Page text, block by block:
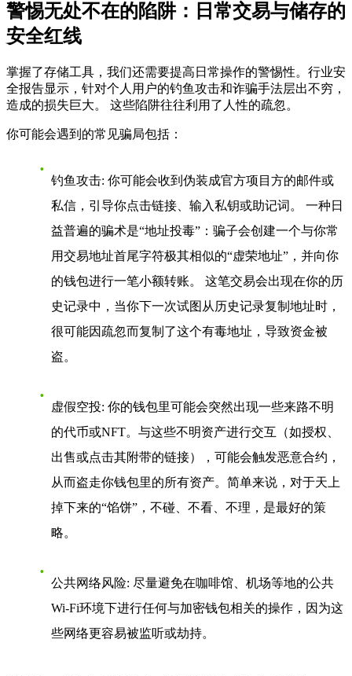
警惕无处不在的陷阱：日常交易与储存的
安全红线
掌握了存储工具，我们还需要提高日常操作的警惕性。行业安
全报告显示，针对个人用户的钓鱼攻击和诈骗手法层出不穷，
造成的损失巨大。 这些陷阱往往利用了人性的疏忽。
你可能会遇到的常见骗局包括：
钓鱼攻击: 你可能会收到伪装成官方项目方的邮件或
私信，引导你点击链接、输入私钥或助记词。 一种日
益普遍的骗术是“地址投毒”：骗子会创建一个与你常
用交易地址首尾字符极其相似的“虚荣地址”，并向你
的钱包进行一笔小额转账。 这笔交易会出现在你的历
史记录中，当你下一次试图从历史记录复制地址时，
很可能因疏忽而复制了这个有毒地址，导致资金被
盗。
虚假空投: 你的钱包里可能会突然出现一些来路不明
的代币或NFT。与这些不明资产进行交互（如授权、
出售或点击其附带的链接），可能会触发恶意合约，
从而盗走你钱包里的所有资产。简单来说，对于天上
掉下来的“馅饼”，不碰、不看、不理，是最好的策
略。
公共网络风险: 尽量避免在咖啡馆、机场等地的公共
Wi-Fi环境下进行任何与加密钱包相关的操作，因为这
些网络更容易被监听或劫持。